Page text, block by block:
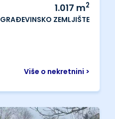
1.017 m2
GRAĐEVINSKO ZEMLJIŠTE
Više o nekretnini >